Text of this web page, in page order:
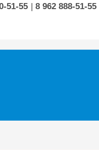
51-55 | 8 962 888-51-55